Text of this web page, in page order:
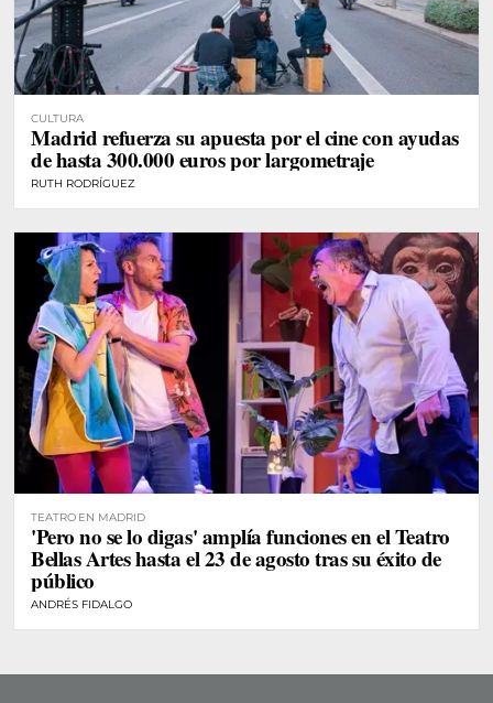
CULTURA
Madrid refuerza su apuesta por el cine con ayudas
de hasta 300.000 euros por largometraje
RUTH RODRÍGUEZ
TEATRO EN MADRID
'Pero no se lo digas' amplía funciones en el Teatro
Bellas Artes hasta el 23 de agosto tras su éxito de
público
ANDRÉS FIDALGO